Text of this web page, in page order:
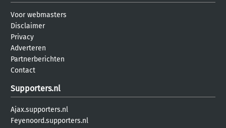
Voor webmasters
Disclaimer
Privacy
Adverteren
Partnerberichten
Contact
Supporters.nl
Ajax.supporters.nl
Feyenoord.supporters.nl